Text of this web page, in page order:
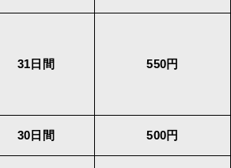
31日間 550円
30日間 500円